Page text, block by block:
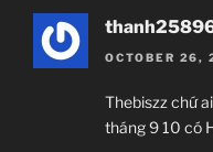
OCTOBER 26,
Thebiszz chứ
tháng 9 10 có